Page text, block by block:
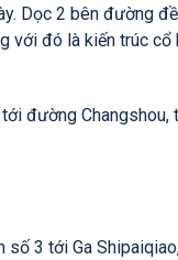
Dọc 2 bên đường
với đó là kiến trúc
đường
3 tới Ga